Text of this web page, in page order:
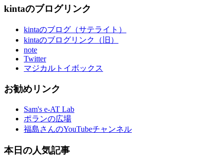
kintaのブログリンク
kintaのブログ（サテライト）
kintaのブログリンク（旧）
note
Twitter
マジカルトイボックス
お勧めリンク
Sam's e-AT Lab
ポランの広場
福島さんのYouTubeチャンネル
本日の人気記事